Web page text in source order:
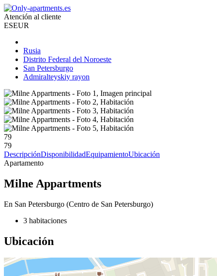
Atención al cliente
ESEUR
Rusia
Distrito Federal del Noroeste
San Petersburgo
Admiralteyskiy rayon
79
79
DescripciónDisponibilidadEquipamientoUbicación
Apartamento
Milne Appartments
En San Petersburgo (Centro de San Petersburgo)
3 habitaciones
Ubicación